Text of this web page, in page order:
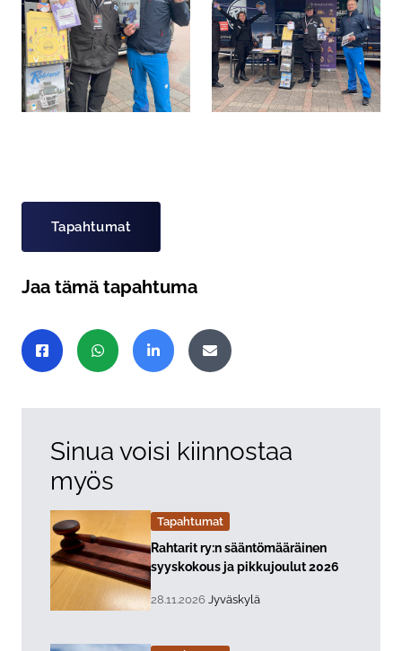
Tapahtumat
Jaa tämä tapahtuma
Jaa sivu
Jaa Facebookissa
Jaa WhatsAppissa
Jaa LinkedInissäJaa sähköpostitse
Sinua voisi kiinnostaa
myös
Tapahtumat
Lue lisää about event "
Rahtarit ry:n sääntömääräinen
syyskokous ja pikkujoulut 2026
, Tapahtuman päiväys:
28.11.2026 Sijainti:
Jyväskylä